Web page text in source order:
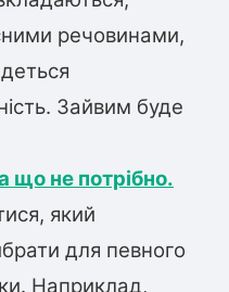
речовинами,
Зайвим буде
що не потрібно.
який
для певного
Наприклад,